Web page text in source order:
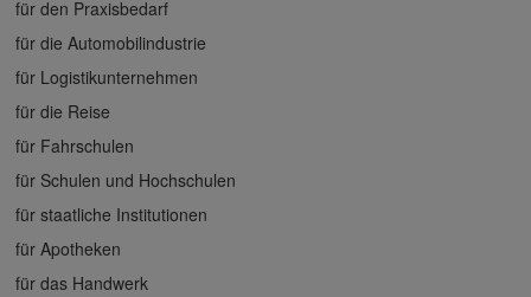
für den Praxisbedarf
für die Automobilindustrie
für Logistikunternehmen
für die Reise
für Fahrschulen
für Schulen und Hochschulen
für staatliche Institutionen
für Apotheken
für das Handwerk